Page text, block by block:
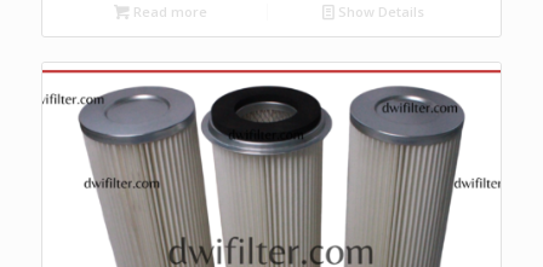
Read more Show Details